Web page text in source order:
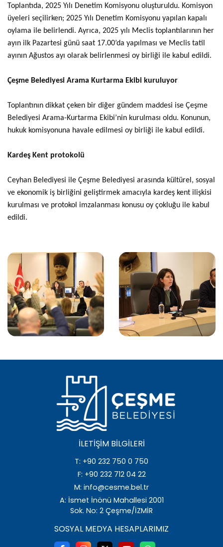
Toplantıda, 2025 Yılı Denetim Komisyonu oluşturuldu. Komisyon
üyeleri seçilirken; 2025 Yılı Denetim Komisyonu yapılan kapalı
oylama ile belirlendi. Ayrıca, 2025 yılı Meclis toplantılarının her
ayın ilk Pazartesi günü saat 17.00’da yapılması ve Meclis tatil
ayının Ağustos ayı olarak belirlenmesi oy birliği ile kabul edildi.
Çeşme Belediyesi Arama Kurtarma Ekibi kuruluyor
Toplantının dikkat çeken bir diğer gündem maddesi ise Çeşme
Belediyesi Arama-Kurtarma Ekibi’nin kurulması oldu. Konunun,
hukuk komisyonuna havale edilmesi oy birliği ile kabul edildi.
Kardeş Kent protokolü
Ceyhan Belediyesi ile Çeşme Belediyesi arasında kültürel, sosyal
ve ekonomik iş birliğini geliştirmek amacıyla kardeş kent ilişkisi
kurulması ve protokol imzalanması konusu oy çokluğu ile kabul
edildi.
İLETIŞIM BILGILERI
T: +90 232 750 0 750
F: +90 232 712 04 22
M: info@cesme.bel.tr
A: İsmet İnönü Mahallesi 2001
Sok. No: 2 Çeşme/İZMİR
SOSYAL MEDYA HESAPLARIMIZ